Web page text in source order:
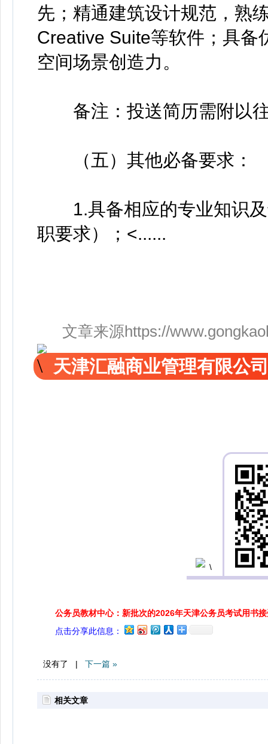
先；精通建筑设计规范，熟
Creative Suite等软件；具备
空间场景创造力。
备注：投送简历需附以
（五）其他必备要求：
1.具备相应的专业知识及
职要求）；<......
文章来源https://
天津汇融商业管理有限公
公务员教材中心：新批次的2026年天津公务员考试用书
点击分享此信息：
没有了 | 下一篇 »
相关文章